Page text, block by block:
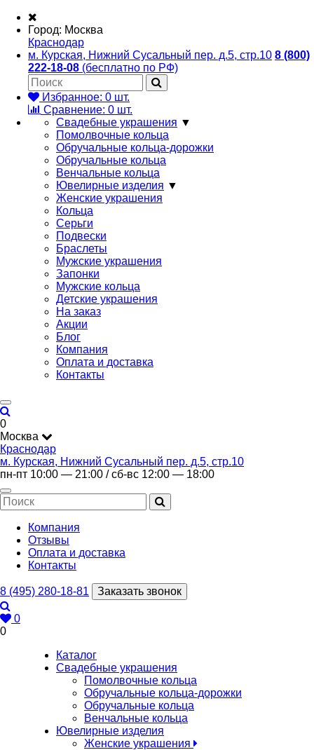
Город: Москва
Краснодар
м. Курская, Нижний Сусальный пер. д.5, стр.10 8 (800)
222-18-08 (бесплатно по РФ)
Избранное: 0 шт.
Сравнение: 0 шт.
Свадебные украшения ▼
Помолвочные кольца
Обручальные кольца-дорожки
Обручальные кольца
Венчальные кольца
Ювелирные изделия ▼
Женские украшения
Кольца
Серьги
Подвески
Браслеты
Мужские украшения
Запонки
Мужские кольца
Детские украшения
На заказ
Акции
Блог
Компания
Оплата и доставка
Контакты
0
Москва
Краснодар
м. Курская, Нижний Сусальный пер. д.5, стр.10
пн-пт 10:00 — 21:00 / сб-вс 12:00 — 18:00
Компания
Отзывы
Оплата и доставка
Контакты
8 (495) 280-18-81 Заказать звонок
0
0
Каталог
Свадебные украшения
Помолвочные кольца
Обручальные кольца-дорожки
Обручальные кольца
Венчальные кольца
Ювелирные изделия
Женские украшения